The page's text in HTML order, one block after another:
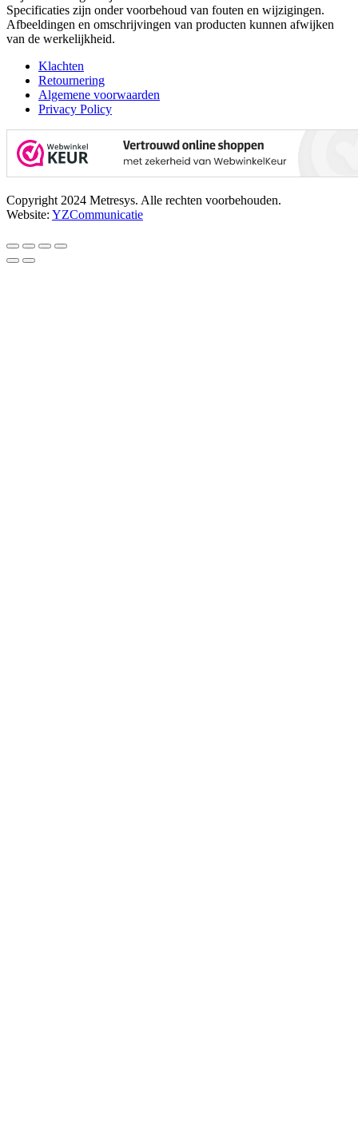
Specificaties zijn onder voorbehoud van fouten en wijzigingen.
Afbeeldingen en omschrijvingen van producten kunnen afwijken
van de werkelijkheid.
Klachten
Retournering
Algemene voorwaarden
Privacy Policy
Copyright 2024 Metresys. Alle rechten voorbehouden.
Website: YZCommunicatie